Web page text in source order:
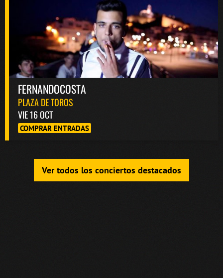
FERNANDOCOSTA
PLAZA DE TOROS
VIE 16 OCT
COMPRAR ENTRADAS
Ver todos los conciertos destacados